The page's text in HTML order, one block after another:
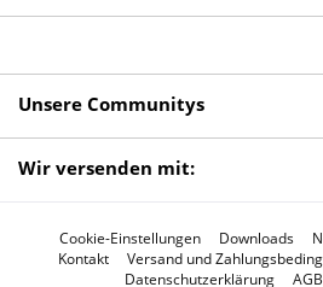
Unsere Communitys
Wir versenden mit:
Cookie-Einstellungen Downloads
Kontakt
Versand und
Datenschutzerklärung
AGB